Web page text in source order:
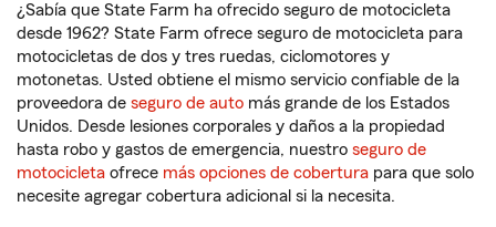
¿Sabía que State Farm ha ofrecido seguro de motocicleta
desde 1962? State Farm ofrece seguro de motocicleta para
motocicletas de dos y tres ruedas, ciclomotores y
motonetas. Usted obtiene el mismo servicio confiable de la
proveedora de seguro de auto más grande de los Estados
Unidos. Desde lesiones corporales y daños a la propiedad
hasta robo y gastos de emergencia, nuestro seguro de
motocicleta ofrece más opciones de cobertura para que solo
necesite agregar cobertura adicional si la necesita.